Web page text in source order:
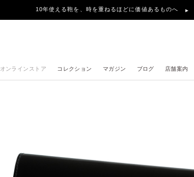
10年使える鞄を、時を重ねるほどに価値あるものへ
オンラインストア コレクション マガジン ブログ 店舗案内